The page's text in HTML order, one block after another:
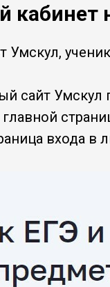
Умскул,
сайт Умскул
входа в